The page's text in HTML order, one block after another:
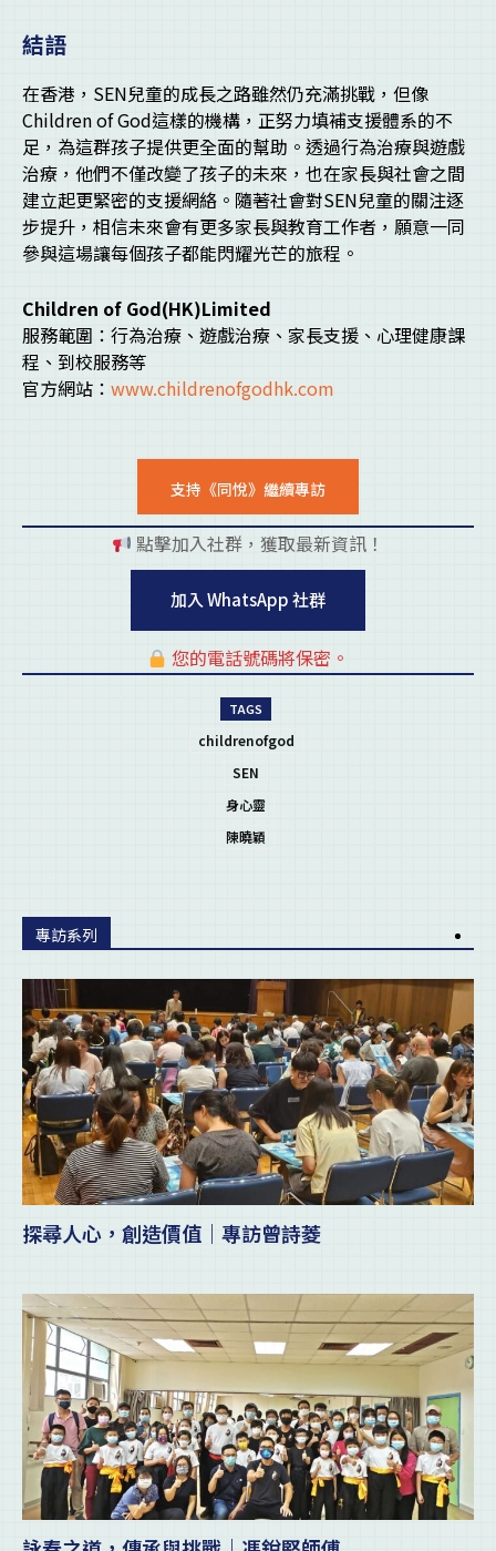
結語
在香港，SEN兒童的成長之路雖然仍充滿挑戰，但像
Children of God這樣的機構，正努力填補支援體系的不
足，為這群孩子提供更全面的幫助。透過行為治療與遊戲
治療，他們不僅改變了孩子的未來，也在家長與社會之間
建立起更緊密的支援網絡。隨著社會對SEN兒童的關注逐
步提升，相信未來會有更多家長與教育工作者，願意一同
參與這場讓每個孩子都能閃耀光芒的旅程。
Children of God(HK)Limited
服務範圍：行為治療、遊戲治療、家長支援、心理健康課
程、到校服務等
官方網站： www.childrenofgodhk.com
支持《同悅》繼續專訪
點擊加入社群，獲取最新資訊！
加入 WhatsApp 社群
您的電話號碼將保密。
TAGS
childrenofgod
SEN
身心靈
陳曉穎
專訪系列
探尋人心，創造價值｜專訪曾詩菱